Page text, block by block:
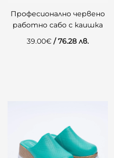
Професионално червено
работно сабо с каишка
39.00€ / 76.28 лв.